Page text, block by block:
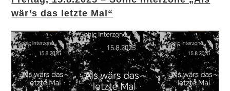
wär’s das letzte Mal“